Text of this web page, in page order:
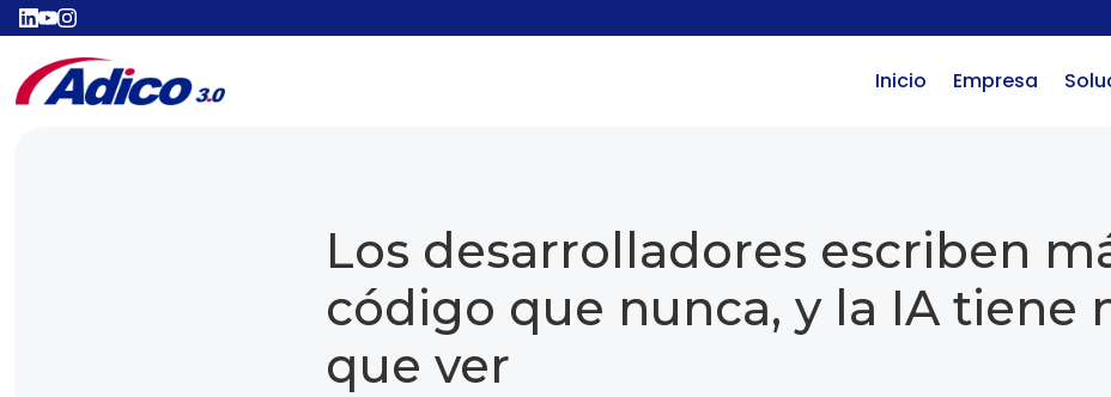
Inicio Empresa
Los desarrolladores escriben
código que nunca, y la IA tiene
que ver